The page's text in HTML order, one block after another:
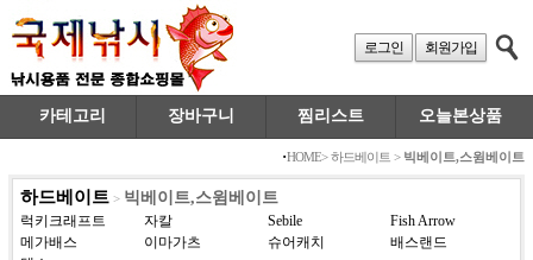
로그인 회원가입
카테고리 장바구니 찜리스트 오늘본상품
·HOME> 하드베이트 > 빅베이트,스윔베이트
하드베이트 > 빅베이트,스윔베이트
럭키크래프트 자칼 Sebile
Fish Arrow
메가배스
이마가츠 슈어캐치
배스랜드